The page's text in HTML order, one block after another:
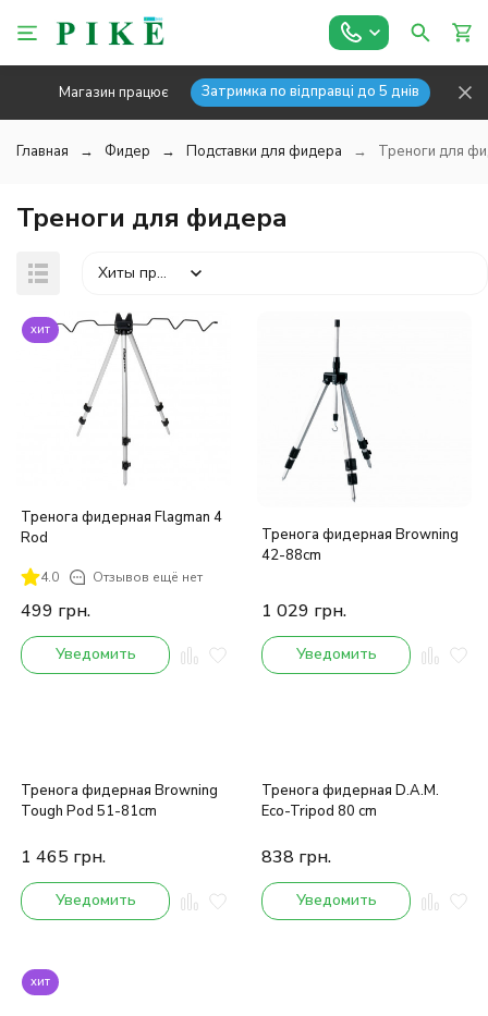
Магазин працює Затримка по відправці до 5 днів
Главная Фидер Подставки для фидера Треноги для
Треноги для фидера
Хиты продаж
покупателей
хит
Тренога фидерная Flagman 4
Rod
4.0 Отзывов ещё нет
499 грн.
Уведомить
Тренога фидерная Browning
42-88cm
1 029 грн.
Уведомить
Тренога фидерная Browning
Tough Pod 51-81cm
1 465 грн.
Уведомить
Тренога фидерная D.A.M.
Eco-Tripod 80 cm
838 грн.
Уведомить
хит